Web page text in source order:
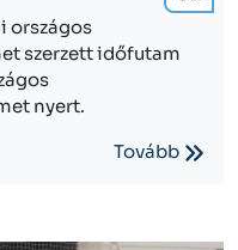
országos
szerzett időfutam
nyert.
Tovább